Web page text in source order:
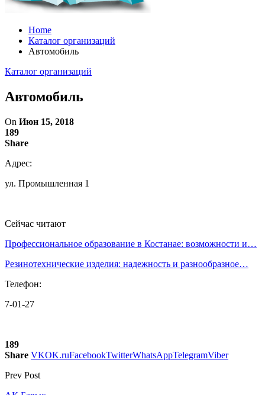
Home
Каталог организаций
Автомобиль
Каталог организаций
Автомобиль
On Июн 15, 2018
189
Share
Адрес:
ул. Промышленная 1
Сейчас читают
Профессиональное образование в Костанае: возможности и…
Резинотехнические изделия: надежность и разнообразное…
Телефон:
7-01-27
189
Share VKOK.ruFacebookTwitterWhatsAppTelegramViber
Prev Post